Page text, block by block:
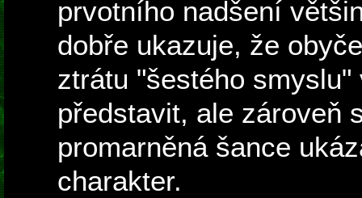
prvotního nadšení
dobře ukazuje, že
ztrátu "šestého smyslu"
představit, ale zároveň
promarněná šance
charakter.